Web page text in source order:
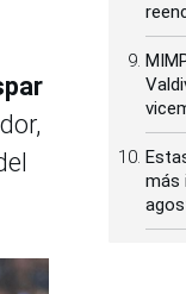
más